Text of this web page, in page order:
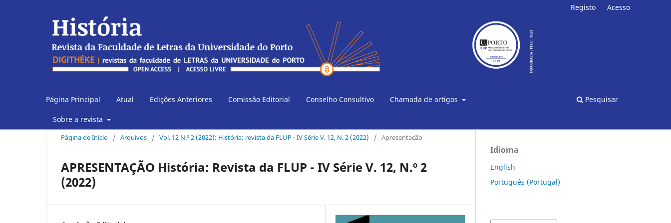
Página Principal Atual Edições Anteriores Comissão Editorial Conselho Consultivo Chamada de artigos
Sobre a revista
Pesquisar
Registo Acesso
Página de Início / Arquivos / Vol. 12 N.º 2 (2022): História: revista da FLUP - IV Série V. 12, N. 2 (2022) / Apresentação
APRESENTAÇÃO História: Revista da FLUP - IV Série V. 12, N.º 2
(2022)
Idioma
English
Português (Portugal)